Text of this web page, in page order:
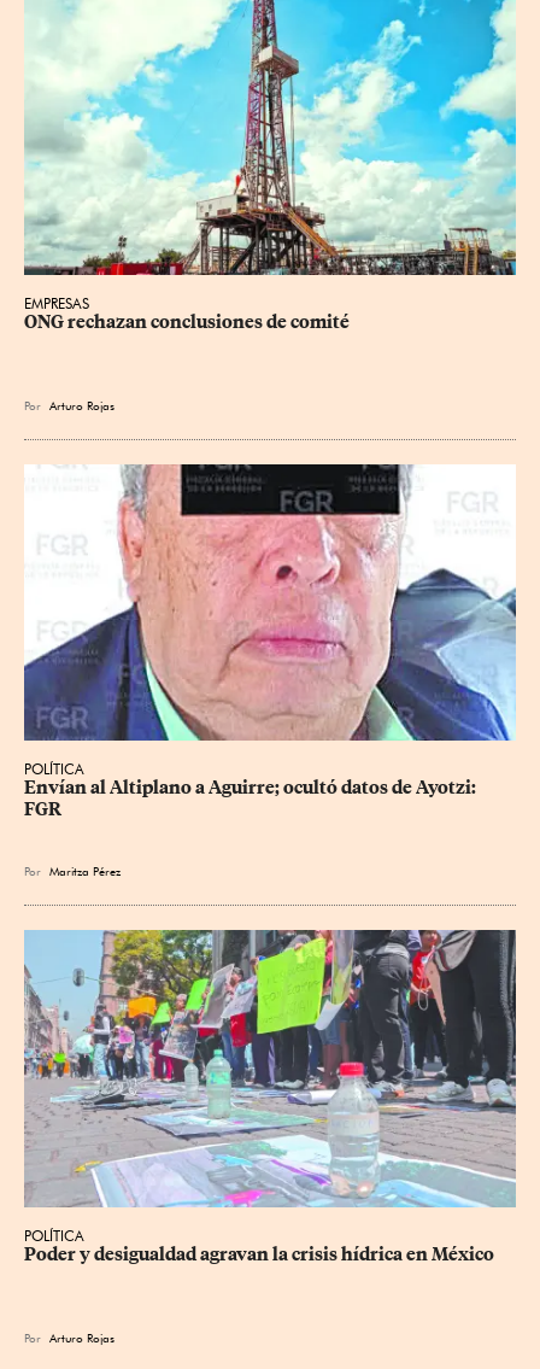
EMPRESAS
ONG rechazan conclusiones de comité
Por Arturo Rojas
POLÍTICA
Envían al Altiplano a Aguirre; ocultó datos de Ayotzi:
FGR
Por Maritza Pérez
POLÍTICA
Poder y desigualdad agravan la crisis hídrica en México
Por Arturo Rojas